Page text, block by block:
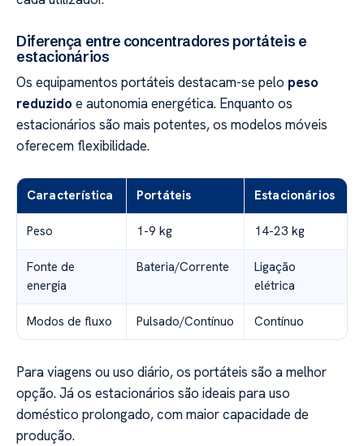
Diferença entre concentradores portáteis e
estacionários
Os equipamentos portáteis destacam-se pelo peso
reduzido e autonomia energética. Enquanto os
estacionários são mais potentes, os modelos móveis
oferecem flexibilidade.
Característica Portáteis Estacionários
Peso 1-9 kg 14-23 kg
Fonte de
energia
Bateria/Corrente
Ligação
elétrica
Modos de fluxo Pulsado/Contínuo Contínuo
Para viagens ou uso diário, os portáteis são a melhor
opção. Já os estacionários são ideais para uso
doméstico prolongado, com maior capacidade de
produção.